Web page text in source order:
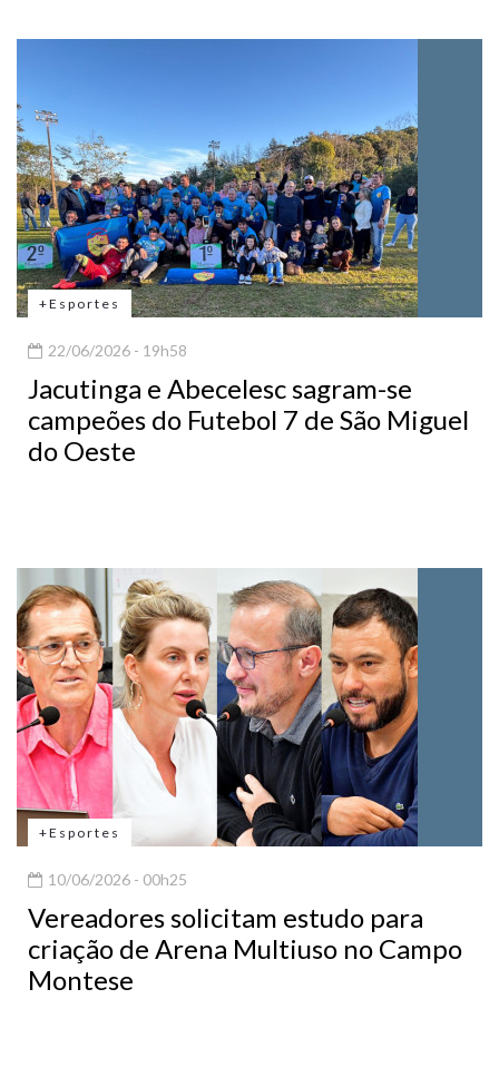
+Esportes
22/06/2026 - 19h58
Jacutinga e Abecelesc sagram-se
campeões do Futebol 7 de São Miguel
do Oeste
+Esportes
10/06/2026 - 00h25
Vereadores solicitam estudo para
criação de Arena Multiuso no Campo
Montese